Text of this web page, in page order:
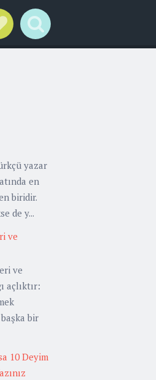
Social Links
Search
yazar
en
biridir.
de y...
ve
ve
açlıktır:
bir
10 Deyim